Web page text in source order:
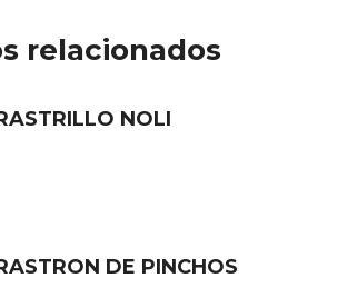
relacionados
NOLI
DE PINCHOS